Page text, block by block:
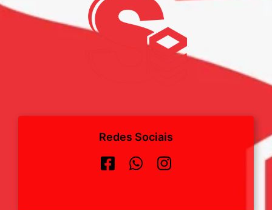
Redes Sociais